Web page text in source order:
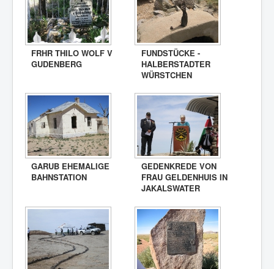
FRHR THILO WOLF V
GUDENBERG
FUNDSTÜCKE -
HALBERSTADTER
WÜRSTCHEN
GARUB EHEMALIGE
BAHNSTATION
GEDENKREDE VON
FRAU GELDENHUIS IN
JAKALSWATER